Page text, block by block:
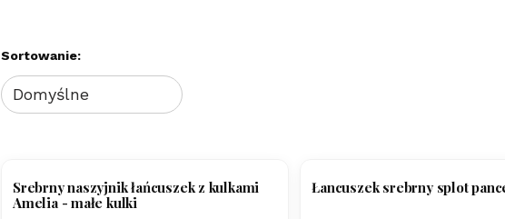
Lista produktów
Sortowanie:
Domyślne
Srebrny naszyjnik łańcuszek z kulkami
Amelia - małe kulki
Łancuszek srebrny splot